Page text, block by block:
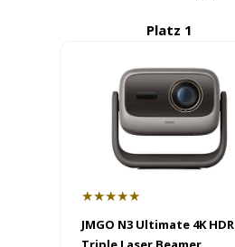
Platz 1
★★★★★
JMGO N3 Ultimate 4K HDR